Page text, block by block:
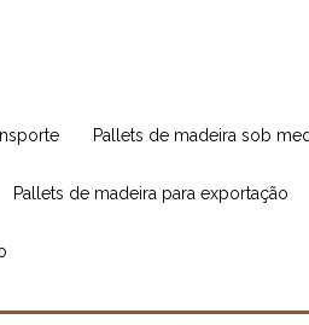
pallets de madeira sob
pallets de madeira para exportação